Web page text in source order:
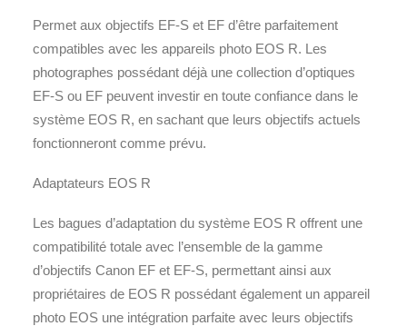
Permet aux objectifs EF-S et EF d’être parfaitement
compatibles avec les appareils photo EOS R. Les
photographes possédant déjà une collection d’optiques
EF-S ou EF peuvent investir en toute confiance dans le
système EOS R, en sachant que leurs objectifs actuels
fonctionneront comme prévu.
Adaptateurs EOS R
Les bagues d’adaptation du système EOS R offrent une
compatibilité totale avec l’ensemble de la gamme
d’objectifs Canon EF et EF-S, permettant ainsi aux
propriétaires de EOS R possédant également un appareil
photo EOS une intégration parfaite avec leurs objectifs